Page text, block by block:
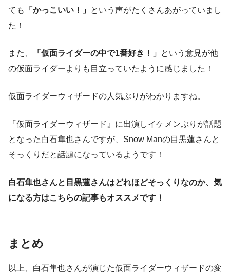
ても
「かっこいい！」 という声がたくさんあがっていまし
た！
また 「仮面ライダーの中で1番好き！」 という意見が他
の仮面ライダーよりも目立っていたように感じました！
仮面ライダーウィザードの人気ぶりがわかりますね。
『仮面ライダーウィザード』に出演しイケメンぶりが話題
となった白石隼也さんですが、Snow Manの目黒蓮さんと
そっくりだと話題になっているようです！
白石隼也さんと目黒蓮さんはどれほどそっくりなのか、気
になる方はこちらの記事もオススメです！
まとめ
以上、白石隼也さんが演じた仮面ライダーウィザードの変